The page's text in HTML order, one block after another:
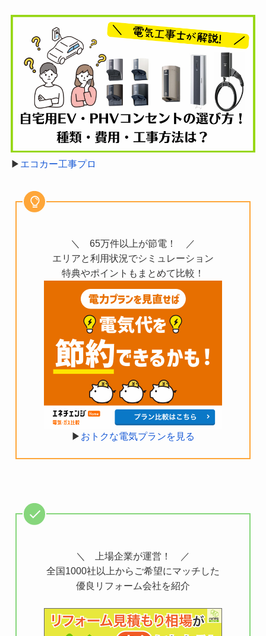
▶︎ エコカー工事プロ
＼ 65万件以上が節電！ ／
エリアと利用状況でシミュレーション
特典やポイントもまとめて比較！
▶︎ おトクな電気プランを見る
＼ 上場企業が運営！ ／
全国1000社以上からご希望にマッチした
優良リフォーム会社を紹介